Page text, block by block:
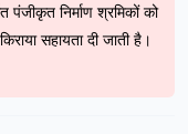
निर्माण श्रमिकों को
सहायता दी जाती है।